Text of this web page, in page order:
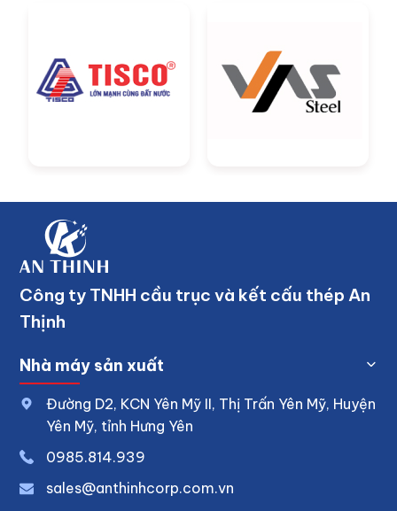
Công ty TNHH cầu trục và kết cấu thép An
Thịnh
Nhà máy sản xuất
Đường D2, KCN Yên Mỹ II, Thị Trấn Yên Mỹ, Huyện
Yên Mỹ, tỉnh Hưng Yên
0985.814.939
sales@anthinhcorp.com.vn